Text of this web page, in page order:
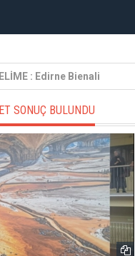
: Edirne Bienali
SONUÇ BULUNDU